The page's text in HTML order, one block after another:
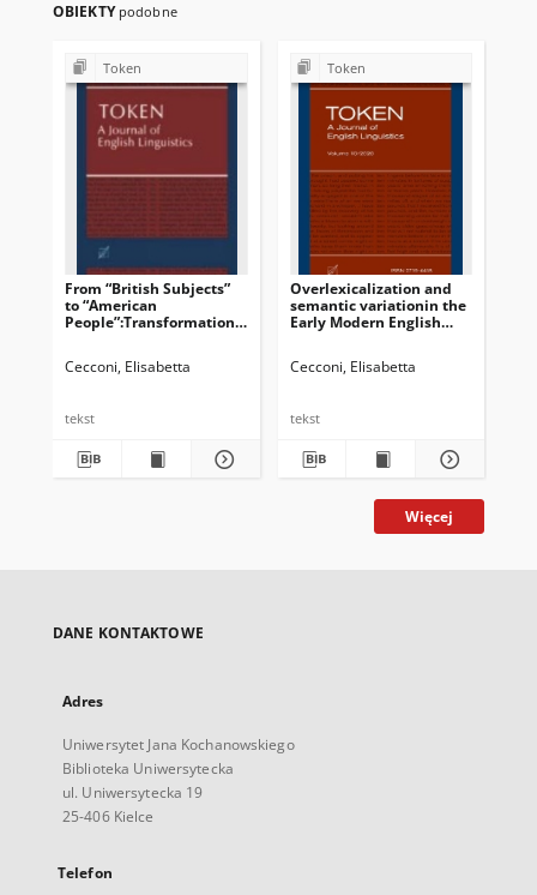
OBIEKTY podobne
Token
From “British Subjects”
to “American
People”:Transformation
newspapers (1764-1783)
Cecconi, Elisabetta
tekst
Token
Overlexicalization and
semantic variationin the
Early Modern English
Cecconi, Elisabetta
tekst
Więcej
DANE KONTAKTOWE
Adres
Uniwersytet Jana Kochanowskiego
Biblioteka Uniwersytecka
ul. Uniwersytecka 19
25-406 Kielce
Telefon